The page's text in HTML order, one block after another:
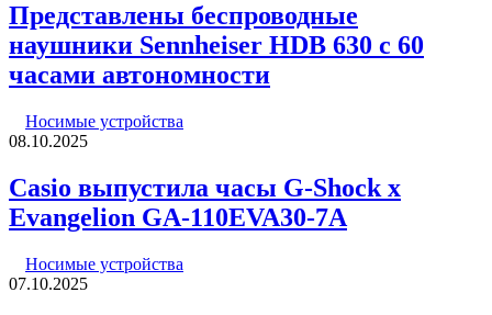
Представлены беспроводные
наушники Sennheiser HDB 630 с 60
часами автономности
Носимые устройства
08.10.2025
Casio выпустила часы G-Shock x
Evangelion GA-110EVA30-7A
Носимые устройства
07.10.2025